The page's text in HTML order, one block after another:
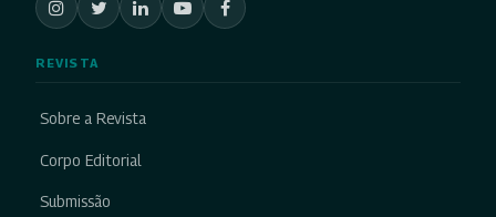
REVISTA
Sobre a Revista
Corpo Editorial
Submissão